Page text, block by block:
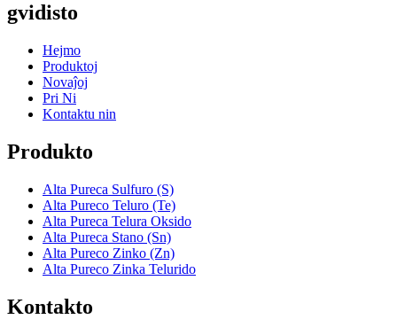
gvidisto
Hejmo
Produktoj
Novaĵoj
Pri Ni
Kontaktu nin
Produkto
Alta Pureca Sulfuro (S)
Alta Pureco Teluro (Te)
Alta Pureca Telura Oksido
Alta Pureca Stano (Sn)
Alta Pureco Zinko (Zn)
Alta Pureco Zinka Telurido
Kontakto